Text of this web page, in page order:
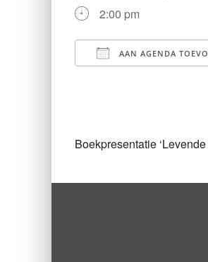
2:00 pm
AAN AGENDA
Boekpresentatie